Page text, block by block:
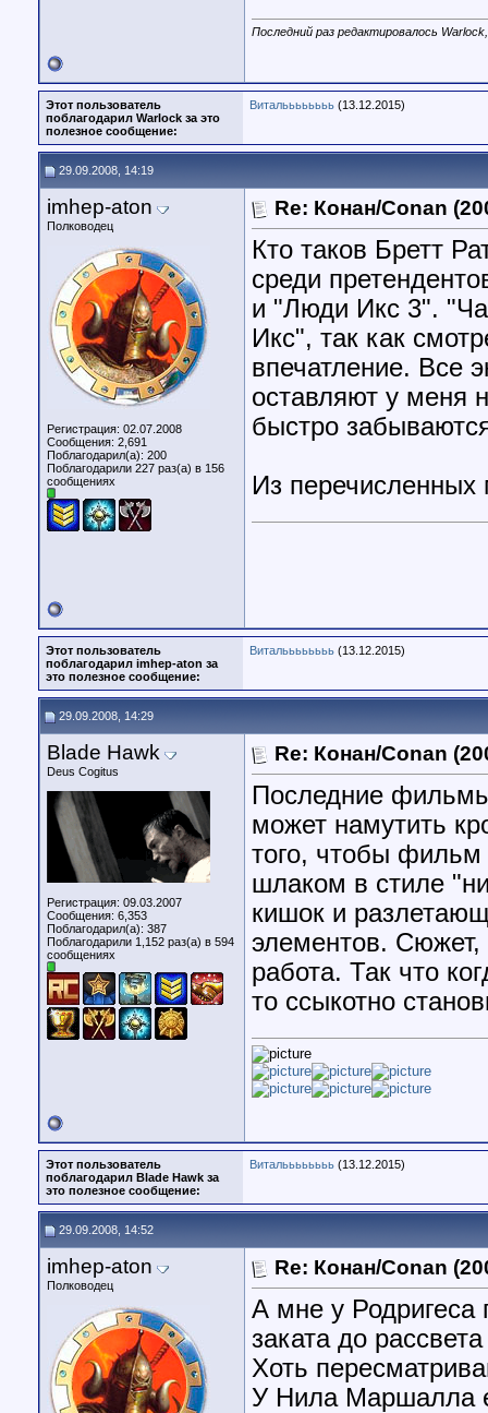
Последний раз редактировалось
Этот пользователь
поблагодарил Warlock за это
полезное сообщение:
Витальььььььь (13.12.2015)
29.09.2008, 14:19
imhep-aton
Полководец
Регистрация: 02.07.2008
Сообщения: 2,691
Поблагодарил(а): 200
Поблагодарили 227 раз(а) в 156
сообщениях
Re: Конан/Conan
Кто таков Бретт
среди
и "Люди Икс 3".
Икс", так как
впечатление. Все
оставляют у меня
быстро
Из
Этот пользователь
поблагодарил imhep-aton за
это полезное сообщение:
Витальььььььь (13.12.2015)
29.09.2008, 14:29
Blade Hawk
Deus Cogitus
Регистрация: 09.03.2007
Сообщения: 6,353
Поблагодарил(а): 387
Поблагодарили 1,152 раз(а) в 594
сообщениях
Re: Конан/Conan
Последние
может намутить
того, чтобы
шлаком в стиле
кишок и
элементов. Сюжет,
работа. Так что
то ссыкотно
Этот пользователь
поблагодарил Blade Hawk за
это полезное сообщение:
Витальььььььь (13.12.2015)
29.09.2008, 14:52
imhep-aton
Полководец
Re: Конан/Conan
А мне у
заката до
Хоть
У Нила Маршалла